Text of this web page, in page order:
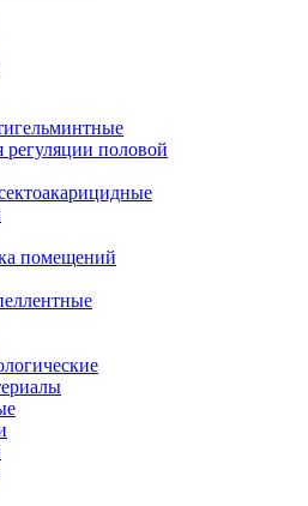
регуляции половой
помещений